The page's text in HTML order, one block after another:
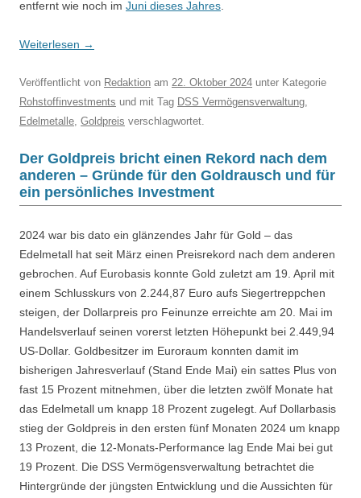
entfernt wie noch im Juni dieses Jahres
Weiterlesen →
Veröffentlicht von Redaktion am 22. Oktober 2024 unter Kategorie
Rohstoffinvestments und mit Tag DSS Vermögensverwaltung,
Edelmetalle, Goldpreis verschlagwortet.
Der Goldpreis bricht einen Rekord nach dem
anderen – Gründe für den Goldrausch und für
ein persönliches Investment
2024 war bis dato ein glänzendes Jahr für Gold – das
Edelmetall hat seit März einen Preisrekord nach dem anderen
gebrochen. Auf Eurobasis konnte Gold zuletzt am 19. April mit
einem Schlusskurs von 2.244,87 Euro aufs Siegertreppchen
steigen, der Dollarpreis pro Feinunze erreichte am 20. Mai im
Handelsverlauf seinen vorerst letzten Höhepunkt bei 2.449,94
US-Dollar. Goldbesitzer im Euroraum konnten damit im
bisherigen Jahresverlauf (Stand Ende Mai) ein sattes Plus von
fast 15 Prozent mitnehmen, über die letzten zwölf Monate hat
das Edelmetall um knapp 18 Prozent zugelegt. Auf Dollarbasis
stieg der Goldpreis in den ersten fünf Monaten 2024 um knapp
13 Prozent, die 12-Monats-Performance lag Ende Mai bei gut
19 Prozent. Die DSS Vermögensverwaltung betrachtet die
Hintergründe der jüngsten Entwicklung und die Aussichten für